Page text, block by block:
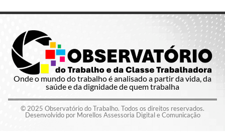
Onde o mundo do trabalho é analisado a partir da vida, da
saúde e da dignidade de quem trabalha
© 2025 Observatório do Trabalho. Todos os direitos reservados.
Desenvolvido por Morellos Assessoria Digital e Comunicação